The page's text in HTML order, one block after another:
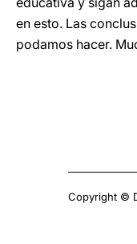
en esto. Las
podamos hacer.
Copyright ©